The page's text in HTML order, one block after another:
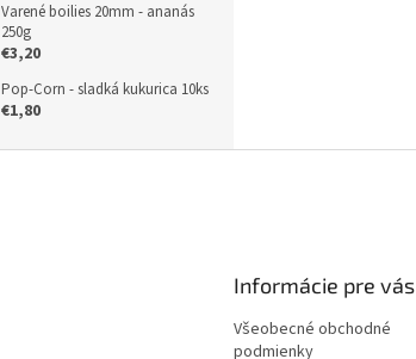
Varené boilies 20mm - ananás
250g
€3,20
Pop-Corn - sladká kukurica 10ks
€1,80
Informácie pre vás
Všeobecné obchodné
podmienky